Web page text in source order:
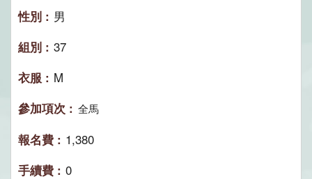
男
37
M
全馬
1,380
0